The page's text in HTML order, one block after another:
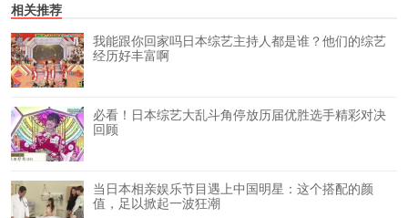
相关推荐
我能跟你回家吗日本综艺主持人都是谁？他们的综艺
经历好丰富啊
必看！日本综艺大乱斗角停放历届优胜选手精彩对决
回顾
当日本相亲娱乐节目遇上中国明星：这个搭配的颜
值，足以掀起一波狂潮